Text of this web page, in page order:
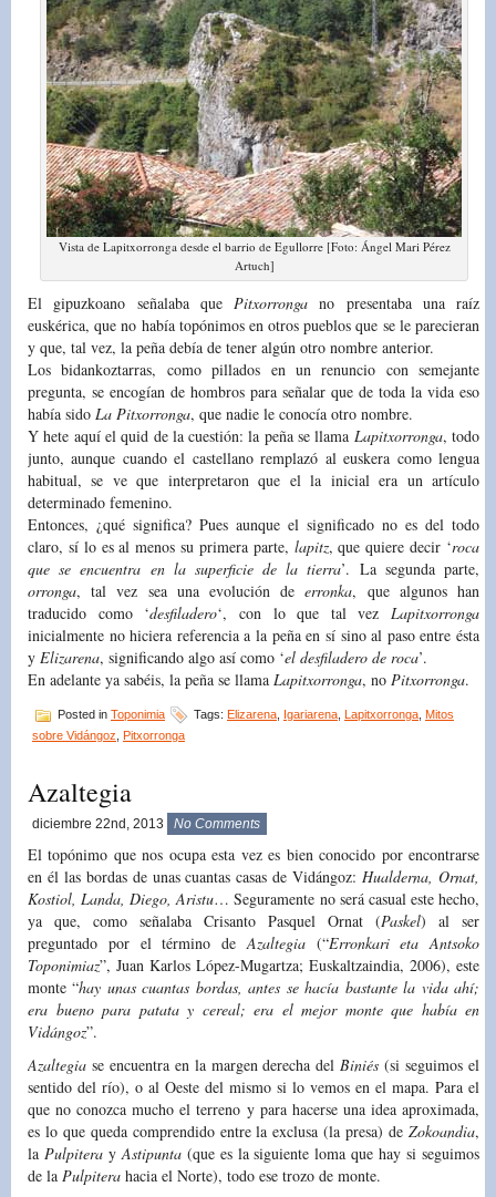
Vista de Lapitxorronga desde el barrio de Egullorre [Foto: Ángel Mari Pérez
Artuch]
El gipuzkoano señalaba que Pitxorronga no presentaba una raíz
euskérica, que no había topónimos en otros pueblos que se le parecieran
y que, tal vez, la peña debía de tener algún otro nombre anterior.
Los bidankoztarras, como pillados en un renuncio con semejante
pregunta, se encogían de hombros para señalar que de toda la vida eso
había sido La Pitxorronga, que nadie le conocía otro nombre.
Y hete aquí el quid de la cuestión: la peña se llama Lapitxorronga, todo
junto, aunque cuando el castellano remplazó al euskera como lengua
habitual, se ve que interpretaron que el la inicial era un artículo
determinado femenino.
Entonces, ¿qué significa? Pues aunque el significado no es del todo
claro, sí lo es al menos su primera parte, lapitz, que quiere decir ‘roca
que se encuentra en la superficie de la tierra’. La segunda parte,
orronga, tal vez sea una evolución deerronka, que algunos han
traducido como ‘desfiladero‘, con lo que tal vez Lapitxorronga
inicialmente no hiciera referencia a la peña en sí sino al paso entre ésta
y Elizarena, significando algo así como ‘el desfiladero de roca’.
En adelante ya sabéis, la peña se llama Lapitxorronga, no Pitxorronga.
Posted in Toponimia Tags: Elizarena Igariarena Lapitxorronga Mitos
sobre Vidángoz, Pitxorronga
Azaltegia
diciembre 22nd, 2013 No Comments
El topónimo que nos ocupa esta vez es bien conocido por encontrarse
en él las bordas de unas cuantas casas de Vidángoz:Hualderna, Ornat,
Kostiol, Landa, Diego, Aristu… Seguramente no será casual este hecho,
ya que, como señalaba Crisanto Pasquel Ornat (Paskel) al ser
preguntado por el término deAzaltegia(“Erronkari eta Antsoko
Toponimiaz”, Juan Karlos López-Mugartza; Euskaltzaindia, 2006), este
monte “hay unas cuantas bordas, antes se hacía bastante la vida ahí;
era bueno para patata y cereal; era el mejor monte que había en
Vidángoz”.
Azaltegia se encuentra en la margen derecha delBiniés (si seguimos el
sentido del río), o al Oeste del mismo si lo vemos en el mapa. Para el
que no conozca mucho el terreno y para hacerse una idea aproximada,
es lo que queda comprendido entre la exclusa (la presa) de Zokoandia,
la PulpiterayAstipunta(que es la siguiente loma que hay si seguimos
de la Pulpitera hacia el Norte), todo ese trozo de monte.